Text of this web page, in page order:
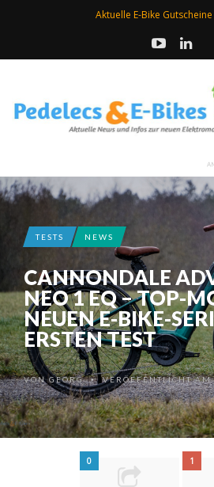
Aktuelle E-Bike
TESTS NEWS
CANNONDALE
NEO 1 EQ – TOP-
NEUEN E-BIKE-
ERSTEN TEST
VONGEORG • VERÖFFENTLICHT
0 1